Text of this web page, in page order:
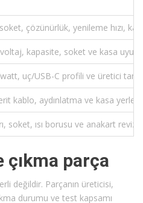
çözünürlük, yenileme hızı,
kapasite, soket ve kasa
uç/USB-C profili ve üretici
kablo, aydınlatma ve kasa
soket, ısı borusu ve anakart
çıkma parça
değildir. Parçanın üreticisi,
durumu ve test kapsamı